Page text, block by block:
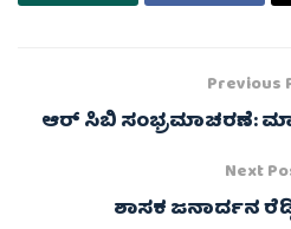
Previous
ಆರ್ ಸಿಬಿ ಸಂಭ್ರಮಾಚರಣೆ:
Next
ಶಾಸಕ ಜನಾರ್ದನ